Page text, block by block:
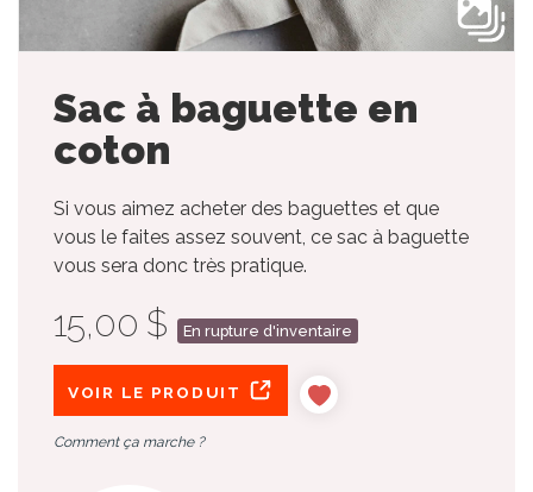
Sac à baguette en
coton
Si vous aimez acheter des baguettes et que
vous le faites assez souvent, ce sac à baguette
vous sera donc très pratique.
15,00 $ En rupture d'inventaire
VOIR LE PRODUIT
Comment ça marche ?